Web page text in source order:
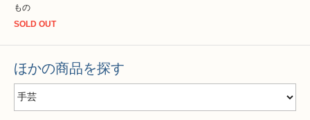
もの
SOLD OUT
ほかの商品を探す